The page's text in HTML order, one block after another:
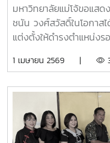
มหาวิทยาลัยแม่โจ้ขอแส
ชนัน วงศ์สวัสดิ์ในโอกาส
แต่งตั้งให้ดำรงตำแหน่ง
ณ วันที่ 30 มีนาคม
1 เมษายน 2569 |